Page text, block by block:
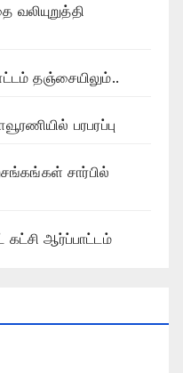
தஞ்சையிலும்..
பரபரப்பு
சார்பில்
ஆர்ப்பாட்டம்